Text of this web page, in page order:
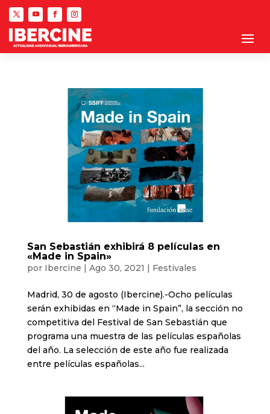
San Sebastián exhibirá 8 películas en
«Made in Spain»
por Ibercine | Ago 30, 2021 | Festivales
Madrid, 30 de agosto (Ibercine).-Ocho películas
serán exhibidas en “Made in Spain”, la sección no
competitiva del Festival de San Sebastián que
programa una muestra de las películas españolas
del año. La selección de este año fue realizada
entre películas españolas...